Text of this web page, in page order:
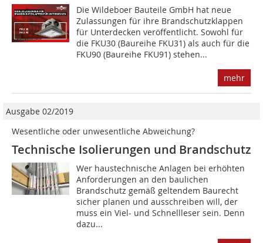
Die Wildeboer Bauteile GmbH hat neue
Zulassungen für ihre Brandschutzklappen
für Unterdecken veröffentlicht. Sowohl für
die FKU30 (Baureihe FKU31) als auch für die
FKU90 (Baureihe FKU91) stehen...
mehr
Ausgabe 02/2019
Wesentliche oder unwesentliche Abweichung?
Technische Isolierungen und Brandschutz
Wer haustechnische Anlagen bei erhöhten
Anforderungen an den baulichen
Brandschutz gemäß geltendem Baurecht
sicher planen und ausschreiben will, der
muss ein Viel- und Schnellleser sein. Denn
dazu...